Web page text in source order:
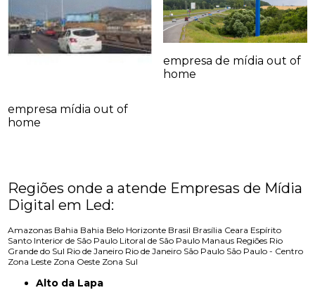
empresa mídia out of
home
empresa de mídia out of
home
Regiões onde a atende Empresas de Mídia
Digital em Led:
Amazonas Bahia Bahia Belo Horizonte Brasil Brasília Ceara Espírito
Santo Interior de São Paulo Litoral de São Paulo Manaus Regiões Rio
Grande do Sul Rio de Janeiro Rio de Janeiro São Paulo São Paulo - Centro
Zona Leste Zona Oeste Zona Sul
Alto da Lapa